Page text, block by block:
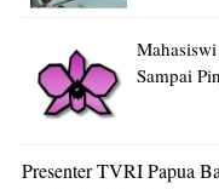
Sampai
Presenter TVRI Papua